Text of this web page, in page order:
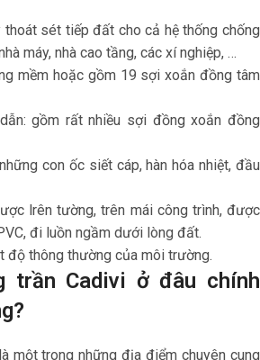
sét tiếp đất cho cả hệ thống chống
máy, nhà cao tầng, các xí nghiệp, …
mềm hoặc gồm 19 sợi xoắn đồng tâm
gồm rất nhiều sợi đồng xoắn đồng
con ốc siết cáp, hàn hóa nhiệt, đầu
lrên tường, trên mái công trình, được
đi luồn ngầm dưới lòng đất.
độ thông thường của môi trường.
trần Cadivi ở đâu chính
một trong những địa điểm chuyên cung